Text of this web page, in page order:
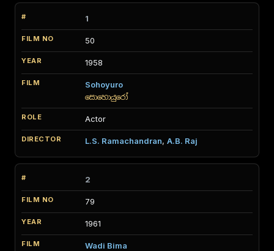
1
50
1958
Sohoyuro
සොහොයුරෝ
Actor
L.S. Ramachandran, A.B. Raj
2
79
1961
Wadi Bima